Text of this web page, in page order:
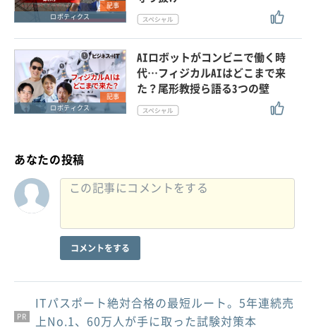
記事
ロボティクス
記事
ロボティクス
AIロボットがコンビニで働く時
代…フィジカルAIはどこまで来
た？尾形教授ら語る3つの壁
あなたの投稿
コメントをする
PR
PR
PR
ITパスポート絶対合格の最短ルート。5年連続売
上No.1、60万人が手に取った試験対策本